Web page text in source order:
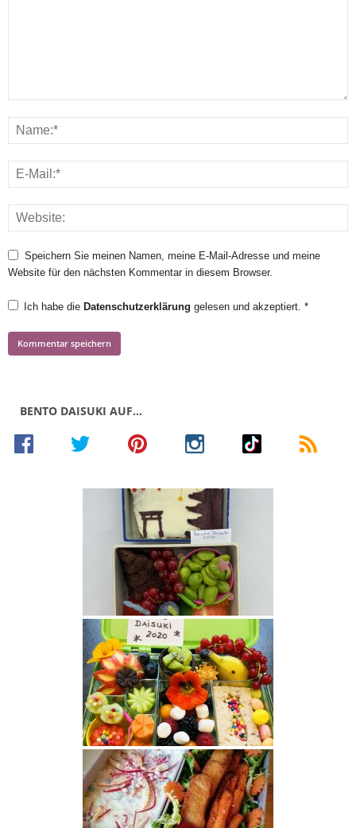
Speichern Sie meinen Namen, meine E-Mail-Adresse und meine
Website für den nächsten Kommentar in diesem Browser.
Ich habe die Datenschutzerklärung gelesen und akzeptiert. *
BENTO DAISUKI AUF…